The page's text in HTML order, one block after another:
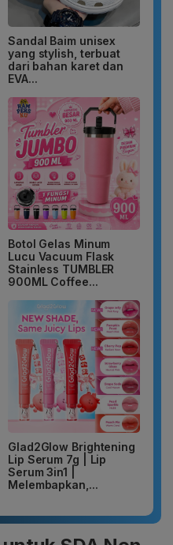
Sandal Baim unisex
yang stylish, terbuat
dari bahan karet dan
EVA...
Botol Gelas Minum
Lucu Vacuum Flask
Stainless TUMBLER
900ML Coffee...
Glad2Glow Brightening
Lip Serum 7g | Lip
Serum 3in1 |
Melembapkan,...